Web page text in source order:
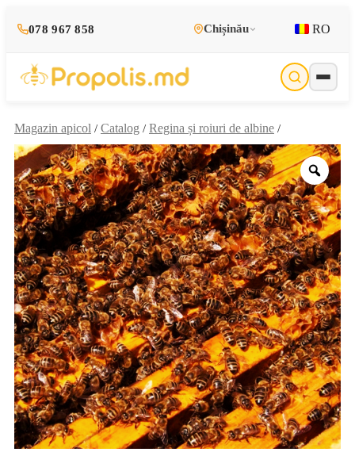
078 967 858 Chișinău RO
Magazin apicol / Catalog / Regina și roiuri de albine /